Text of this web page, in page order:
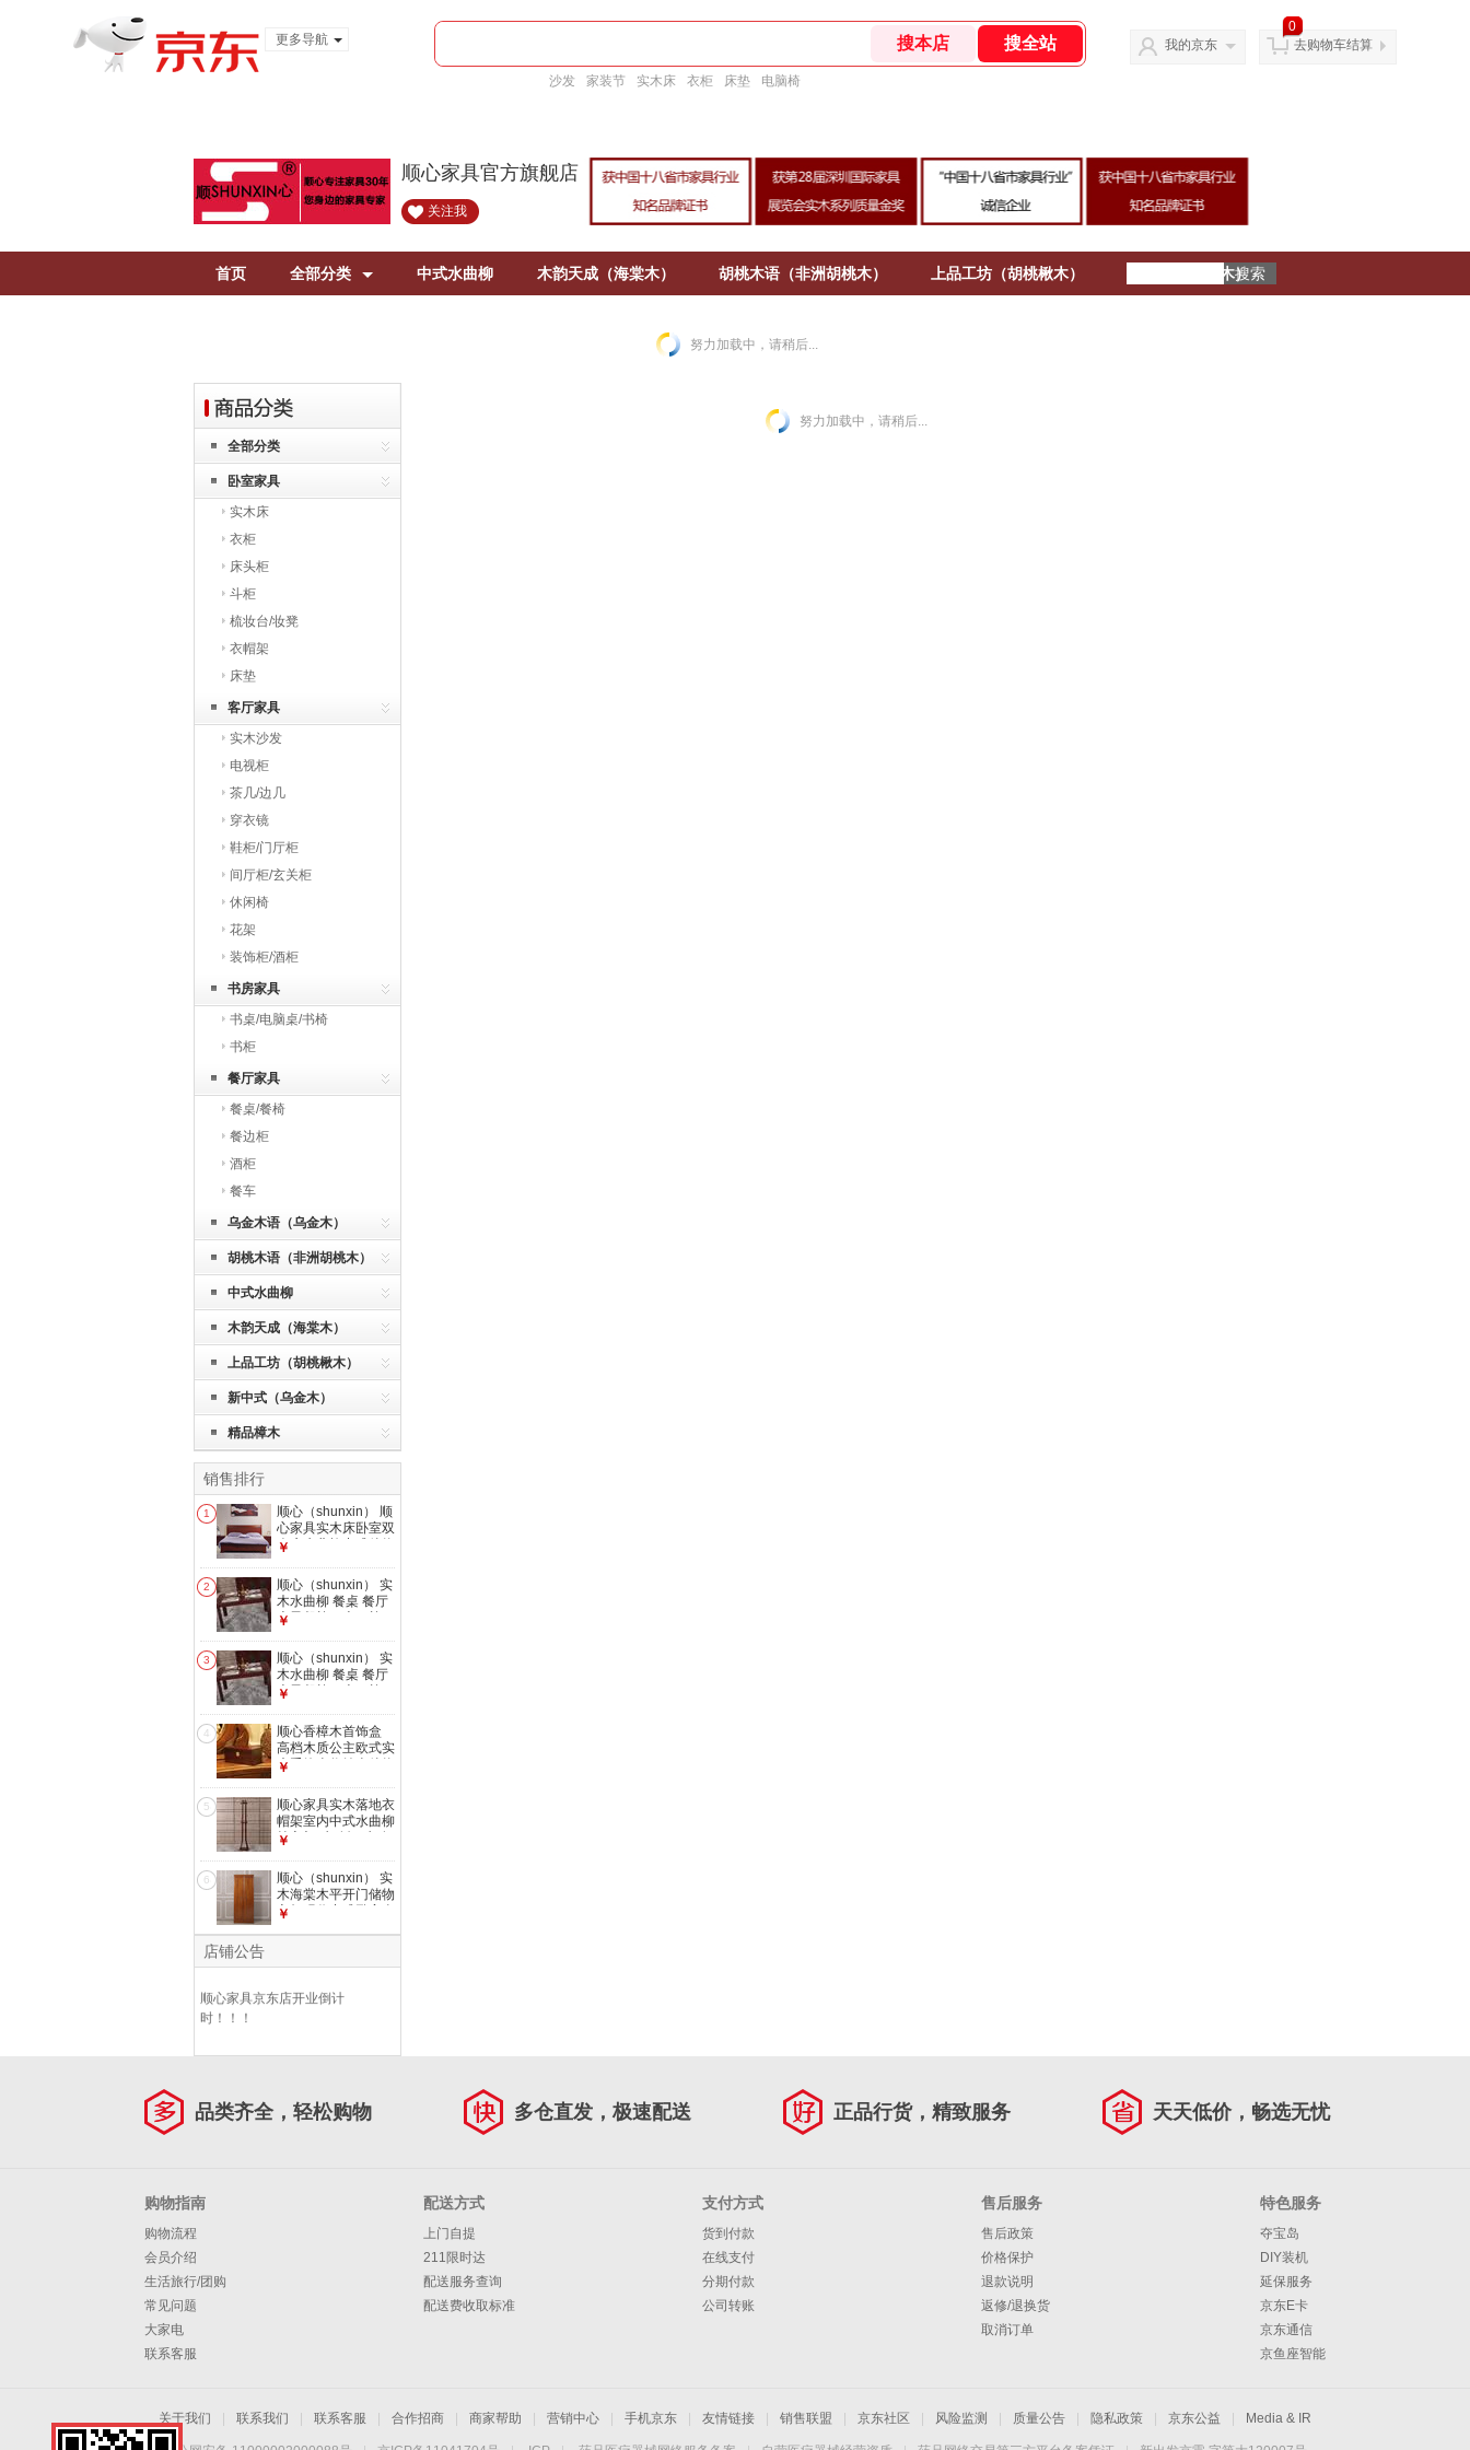
更多导航
沙发 家装节 实木床 衣柜 床垫 电脑椅
我的京东
0
去购物车结算
顺心家具官方旗舰店
关注我
首页 全部分类 中式水曲柳 木韵天成（海棠木） 胡桃木语（非洲胡桃木） 上品工坊（胡桃楸木） 新中式（乌金木）
努力加载中，请稍后...
全部分类
卧室家具
实木床
衣柜
床头柜
斗柜
梳妆台/妆凳
衣帽架
床垫
客厅家具
实木沙发
电视柜
茶几/边几
穿衣镜
鞋柜/门厅柜
间厅柜/玄关柜
休闲椅
花架
装饰柜/酒柜
书房家具
书桌/电脑桌/书椅
书柜
餐厅家具
餐桌/餐椅
餐边柜
酒柜
餐车
乌金木语（乌金木）
胡桃木语（非洲胡桃木）
中式水曲柳
木韵天成（海棠木）
上品工坊（胡桃楸木）
新中式（乌金木）
精品樟木
销售排行
1
顺心（shunxin） 顺
心家具实木床卧室双
人床水曲柳中式储物
压床 A款气动箱体
1800*2000
￥
2
顺心（shunxin） 实
木水曲柳 餐桌 餐厅
桌子餐椅一桌四椅
￥
3
顺心（shunxin） 实
木水曲柳 餐桌 餐厅
桌子餐椅一桌四椅
￥
4
顺心香樟木首饰盒
高档木质公主欧式实
木手饰盒收纳盒储物
款）
￥
5
顺心家具实木落地衣
帽架室内中式水曲柳
挂衣架 琥珀红 琥珀
￥
6
顺心（shunxin） 实
木海棠木平开门储物
衣柜现代中式卧室全
￥
店铺公告
顺心家具京东店开业倒计
时！！！
努力加载中，请稍后...
品类齐全，轻松购物 多仓直发，极速配送 正品行货，精致服务 天天低价，畅选无忧
购物指南
购物流程
会员介绍
生活旅行/团购
常见问题
大家电
联系客服
配送方式
上门自提
211限时达
配送服务查询
配送费收取标准
支付方式
货到付款
在线支付
分期付款
公司转账
售后服务
售后政策
价格保护
退款说明
返修/退换货
取消订单
特色服务
夺宝岛
DIY装机
延保服务
京东E卡
京东通信
京鱼座智能
关于我们 联系我们 联系客服 合作招商 商家帮助 营销中心 手机京东 友情链接 销售联盟 京东社区 风险监测 质量公告 隐私政策 京东公益 Media & IR